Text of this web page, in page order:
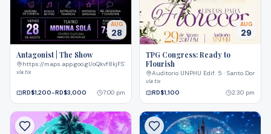
AUG
28
Antagonist | The Show
https://maps.app.goo.gl/oQkvf8kjFS7GnDke6?g_st=ac · Santo Domingo
víatix
RD$1,200-RD$3,000 7:00 pm
AUG
29
TPG Congress: Ready to
Flourish
Auditorio UNPHU Edif. 5 · Santo Domingo
víatix
RD$1,100 2:30 pm